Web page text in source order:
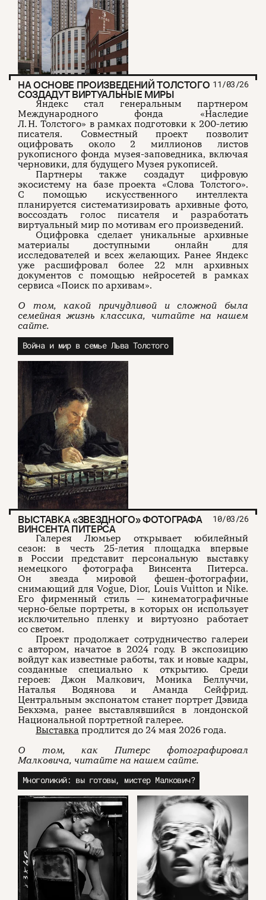
НА ОСНОВЕ ПРОИЗВЕДЕНИЙ ТОЛСТОГО
СОЗДАДУТ ВИРТУАЛЬНЫЕ МИРЫ
11/03/26
Яндекс стал генеральным партнером
Международного фонда «Наследие
Л. Н. Толстого» в рамках подготовки к 200-летию
писателя. Совместный проект позволит
оцифровать около 2 миллионов листов
рукописного фонда музея-заповедника, включая
черновики, для будущего Музея рукописей.
Партнеры также создадут цифровую
экосистему на базе проекта «Слова Толстого».
С помощью искусственного интеллекта
планируется систематизировать архивные фото,
воссоздать голос писателя и разработать
виртуальный мир по мотивам его произведений.
Оцифровка сделает уникальные архивные
материалы доступными онлайн для
исследователей и всех желающих. Ранее Яндекс
уже расшифровал более 22 млн архивных
документов с помощью нейросетей в рамках
сервиса «Поиск по архивам».
О том, какой причудливой и сложной была
семейная жизнь классика, читайте на нашем
сайте.
Война и мир в семье Льва Толстого
ВЫСТАВКА «ЗВЕЗДНОГО» ФОТОГРАФА
ВИНСЕНТА ПИТЕРСА
10/03/26
Галерея Люмьер открывает юбилейный
сезон: в честь 25-летия площадка впервые
в России представит персональную выставку
немецкого фотографа Винсента Питерса.
Он звезда мировой фешен-фотографии,
снимающий для Vogue, Dior, Louis Vuitton и Nike.
Его фирменный стиль — кинематографичные
черно-белые портреты, в которых он использует
исключительно пленку и виртуозно работает
со светом.
Проект продолжает сотрудничество галереи
с автором, начатое в 2024 году. В экспозицию
войдут как известные работы, так и новые кадры,
созданные специально к открытию. Среди
героев: Джон Малкович, Моника Беллуччи,
Наталья Водянова и Аманда Сейфрид.
Центральным экспонатом станет портрет Дэвида
Бекхэма, ранее выставлявшийся в лондонской
Национальной портретной галерее.
Выставка продлится до 24 мая 2026 года.
О том, как Питерс фотографировал
Малковича, читайте на нашем сайте.
Многоликий: вы готовы, мистер Малкович?
О проекте
Команда
Авторы
Журнал
Подписаться на журнал
ЧТИВО ДОМ
YouTube
Telegram
VK
Рекламодателям
Пользовательское соглашение
Политика конфиденциальности
(c) ЧТИВО 2026. Все права защищены
Разработка:Astroshock